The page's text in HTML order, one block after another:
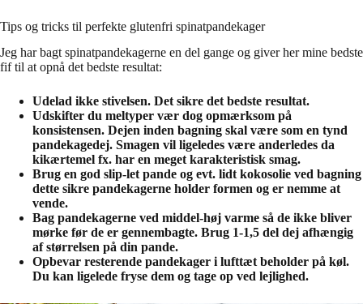
Tips og tricks til perfekte glutenfri spinatpandekager
Jeg har bagt spinatpandekagerne en del gange og giver her mine bedste
fif til at opnå det bedste resultat:
Udelad ikke stivelsen. Det sikre det bedste resultat.
Udskifter du meltyper vær dog opmærksom på
konsistensen. Dejen inden bagning skal være som en tynd
pandekagedej. Smagen vil ligeledes være anderledes da
kikærtemel fx. har en meget karakteristisk smag.
Brug en god slip-let pande og evt. lidt kokosolie ved bagning
dette sikre pandekagerne holder formen og er nemme at
vende.
Bag pandekagerne ved middel-høj varme så de ikke bliver
mørke før de er gennembagte. Brug 1-1,5 del dej afhængig
af størrelsen på din pande.
Opbevar resterende pandekager i lufttæt beholder på køl.
Du kan ligelede fryse dem og tage op ved lejlighed.